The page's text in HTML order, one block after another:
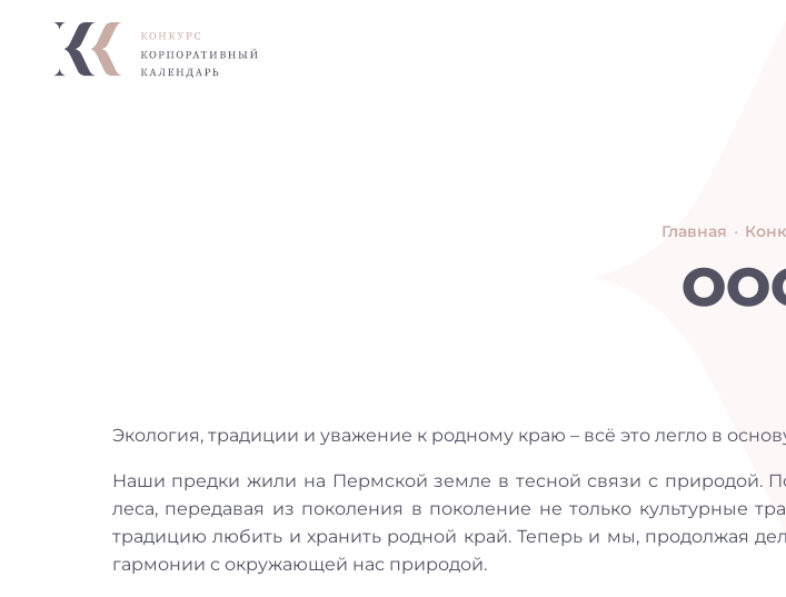
•
Главная
Экология, традиции и уважение к родному краю – всё это легло в
Наши предки жили на Пермской земле в тесной связи с природой.
леса, передавая из поколения в поколение не только культурные
традицию любить и хранить родной край. Теперь и мы, продолжая
гармонии с окружающей нас природой.